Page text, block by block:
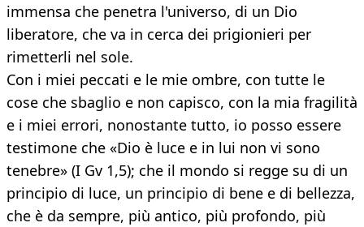
immensa che penetra l'universo, di un Dio
liberatore, che va in cerca dei prigionieri per
rimetterli nel sole.
Con i miei peccati e le mie ombre, con tutte le
cose che sbaglio e non capisco, con la mia fragilità
e i miei errori, nonostante tutto, io posso essere
testimone che «Dio è luce e in lui non vi sono
tenebre» (I Gv 1,5); che il mondo si regge su di un
principio di luce, un principio di bene e di bellezza,
che è da sempre, più antico, più profondo, più